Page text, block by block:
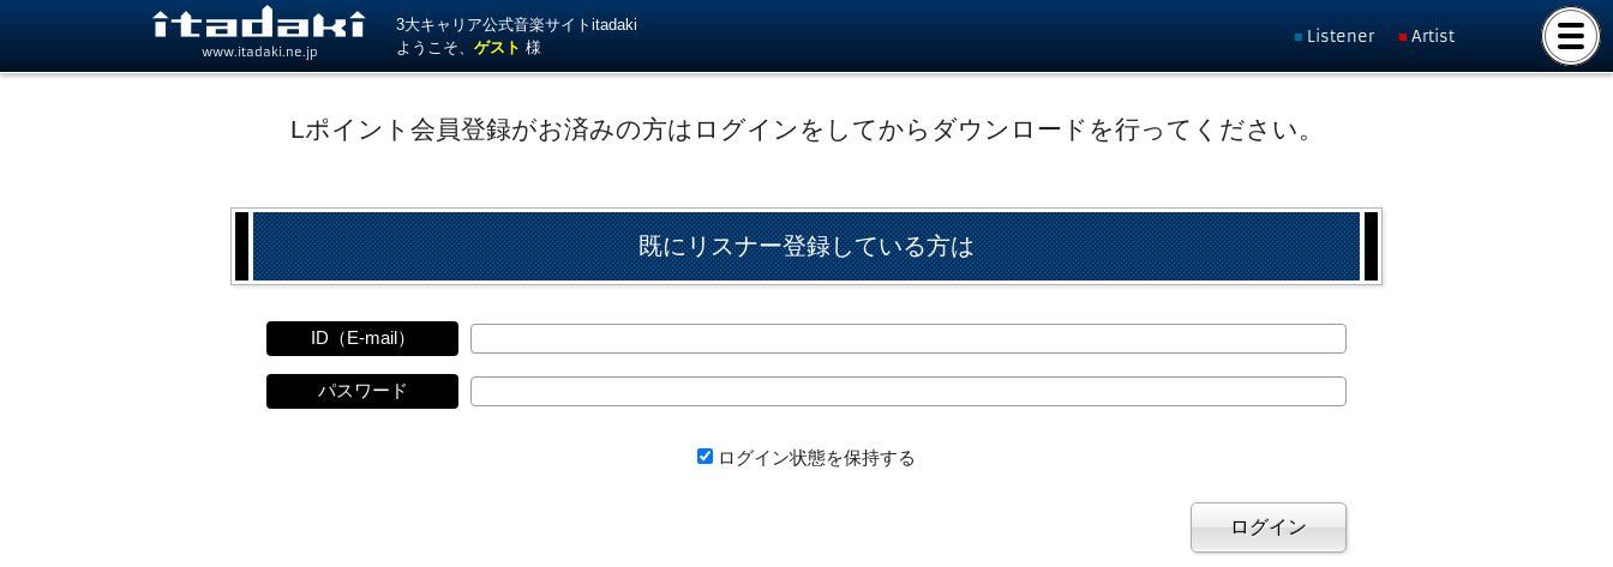
www.itadaki.ne.jp
3大キャリア公式音楽サイトitadaki
ようこそ、ゲスト 様
Listener Artist
Lポイント会員登録がお済みの方はログインをしてからダウンロードを行ってください。
既にリスナー登録している方は
ID（E-mail）
パスワード
ログイン状態を保持する